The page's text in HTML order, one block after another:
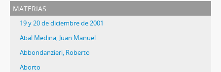
materias
19 y 20 de diciembre de 2001
Abal Medina, Juan Manuel
Abbondanzieri, Roberto
Aborto